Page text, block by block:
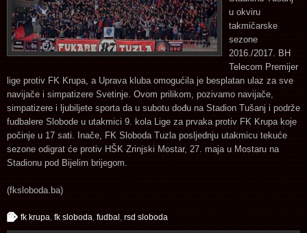
u okviru
takmičarske
sezone
2016./2017. BH
Telecom Premijer
lige protiv FK Krupa, a Uprava kluba omogućila je besplatan ulaz za sve
navijače i simpatizere Svetinje. Ovom prilikom, pozivamo navijače,
simpatizere i ljubiljete sporta da u subotu dođu na Stadion Tušanj i podrže
fudbalere Slobode u utakmici 9. kola Lige za prvaka protiv FK Krupa koje
počinje u 17 sati. Inače, FK Sloboda Tuzla posljednju utakmicu tekuće
sezone odigrat će protiv HŠK Zrinjski Mostar, 27. maja u Mostaru na
Stadionu pod Bijelim brijegom.
(fksloboda.ba)
fk krupa fk sloboda fudbal rsd sloboda